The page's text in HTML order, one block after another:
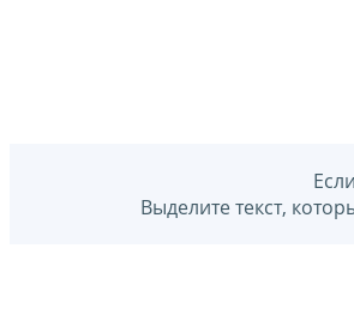
Выделите текст,